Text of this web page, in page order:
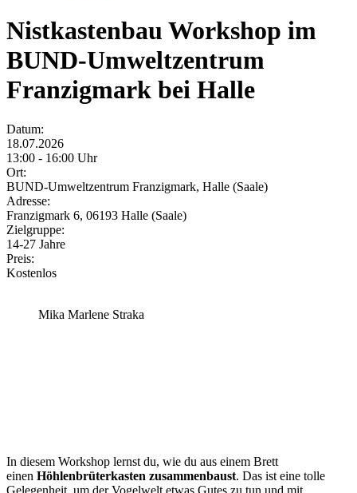
Nistkastenbau Workshop im
BUND-Umweltzentrum
Franzigmark bei Halle
Datum:
18.07.2026
13:00 - 16:00 Uhr
Ort:
BUND-Umweltzentrum Franzigmark, Halle (Saale)
Adresse:
Franzigmark 6, 06193 Halle (Saale)
Zielgruppe:
14-27 Jahre
Preis:
Kostenlos
Mika Marlene Straka
In diesem Workshop lernst du, wie du aus einem Brett
einen Höhlenbrüterkasten zusammenbaust. Das ist eine tolle
Gelegenheit, um der Vogelwelt etwas Gutes zu tun und mit